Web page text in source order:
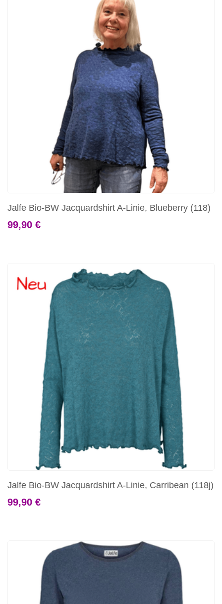
Jalfe Bio-BW Jacquardshirt A-Linie, Blueberry (118)
99,90 €
Jalfe Bio-BW Jacquardshirt A-Linie, Carribean (118j)
99,90 €